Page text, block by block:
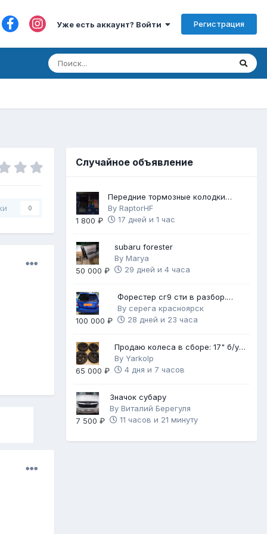
Уже есть аккаунт? Войти Регистрация
0
Случайное объявление
1 800 ₽
Передние тормозные колодки
Brembo Gold
By RaptorHF
17 дней и 1 час
50 000 ₽
subaru forester
By Marya
29 дней и 4 часа
100 000 ₽
Форестер сг9 сти в разбор.
Механика 6ст.
By серега красноярск
28 дней и 23 часа
65 000 ₽
Продаю колеса в сборе: 17" б/у
диски с НОВОЙ зимней резиной
By Yarkolp
4 дня и 7 часов
7 500 ₽
Значок субару
By Виталий Берегуля
11 часов и 21 минуту